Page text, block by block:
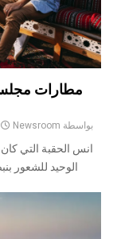
مطارات مجلس
بواسطة Newsroom
انس الحقبة التي
الوحيد للشعور